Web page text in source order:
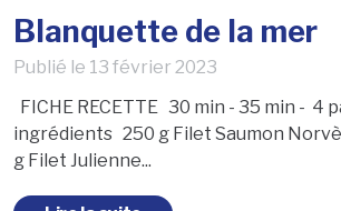
Blanquette de la mer
Publié le 13 février 2023
FICHE RECETTE 30 min - 35 min -
ingrédients 250 g Filet Saumon
g Filet Julienne...